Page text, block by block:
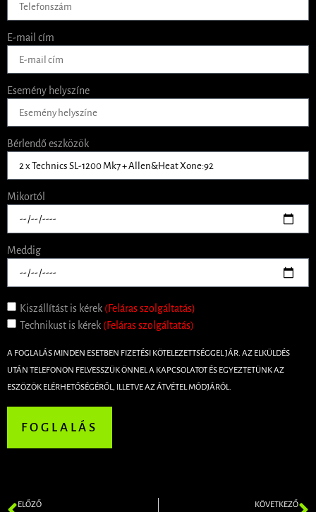
E-mail cím
Esemény helyszíne
Bérlendő eszközök
Mikortól
Meddig
Kiszállítást is kérek (Feláras szolgáltatás)
Technikust is kérek (Feláras szolgáltatás)
A FOGLALÁS MINDEN ESETBEN FIZETÉSI KÖTELEZETTSÉGGEL JÁR. AZ ELKÜLDÉS
UTÁN TELEFONON FELVESSZÜK ÖNNEL A KAPCSOLATOT ÉS EGYEZTETÜNK AZ
ESZÖZÖK ELÉRHETŐSÉGÉRŐL, ILLETVE AZ ÁTVÉTEL MÓDJÁRÓL.
FOGLALÁS
ELŐZŐ KÖVETKEZŐ